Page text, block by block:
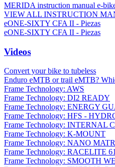
MERIDA instruction manual e-
VIEW ALL INSTRUCTION
eONE-SIXTY CFA II - Piezas
eONE-SIXTY CFA II - Piezas
Videos
Convert your bike to tubeless
Enduro eMTB or trail eMTB?
Frame Technology: AWS
Frame Technology: DI2 READY
Frame Technology: ENERGY
Frame Technology: HFS -
Frame Technology: INTERNAL
Frame Technology: K-MOUNT
Frame Technology: NANO
Frame Technology: RACELITE
Frame Technology: SMOOTH